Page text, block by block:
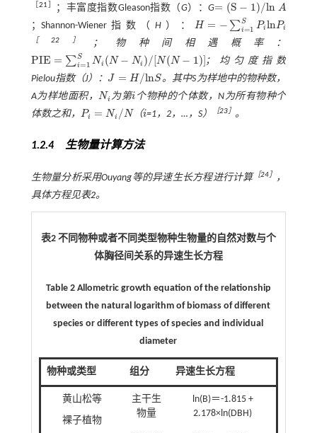
［21 ；丰富度指数Gleason指数（G）：G= (S − 1)/ln A
=( -1) /ln A
；Shannon-Wiener指数（ H）：H = − ∑ S
i=1 Pi lnPi
H= -∑i =1SP ilnPi
［22 ］ ；物种间相遇概率：
PIE = ∑ S
i=1 Ni (N − Ni )/ [N(N − 1)
PIE=∑ i=1SNi(N- Ni)/[N( N-1)]
；均匀度指数
Pielou指数（J）： J = H /lnS
J= H/l nS 。其中S为样地中的物种数，
A为样地面积，Ni
Ni 为第i
i 个物种的个体数，N为所有物种个
体数之和， Pi = Ni /N
Pi= Ni/ N （i
i=1，2，…， S） ［23］ 。
1.2.4 生物量计算方法
生物量分析采用Ouyang等的异速生长方程进行计算［24］
，
具体方程见表2。
表2 不同物种或者不同类型物种生物量的自然对数与个
体胸径间关系的异速生长方程
Table 2 Allometric growth equation of the relationship
between the natural logarithm of biomass of different
species or different types of species and individual
diameter
物种或类型 组分 异速生长方程
黄山松等
裸子植物
主干生
物量
ln(B)＝-1.815 +
2.178×ln(DBH)